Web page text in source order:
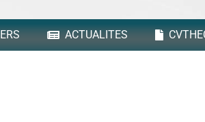
ACTUALITES